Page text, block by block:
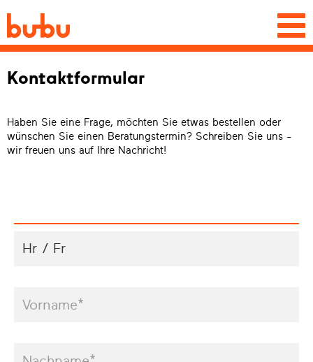
Kontaktformular
Haben Sie eine Frage, möchten Sie etwas bestellen oder
wünschen Sie einen Beratungstermin? Schreiben Sie uns -
wir freuen uns auf Ihre Nachricht!